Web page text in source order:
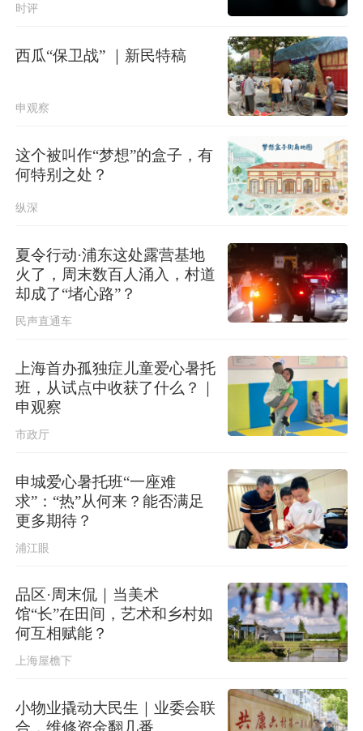
上海转移人数至17时将达2.36万人
时评
西瓜“保卫战” ｜新民特稿
申观察
这个被叫作“梦想”的盒子，有
何特别之处？
纵深
夏令行动·浦东这处露营基地
火了，周末数百人涌入，村道
却成了“堵心路”？
民声直通车
上海首办孤独症儿童爱心暑托
班，从试点中收获了什么？｜
申观察
市政厅
申城爱心暑托班“一座难
求”：“热”从何来？能否满足
更多期待？
浦江眼
品区·周末侃｜当美术
馆“长”在田间，艺术和乡村如
何互相赋能？
上海屋檐下
小物业撬动大民生｜业委会联
合，维修资金翻几番